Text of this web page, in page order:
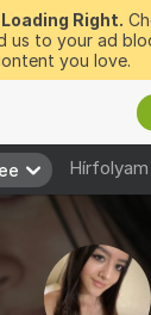
Right.
us to your ad
you love.
Hírfolyam